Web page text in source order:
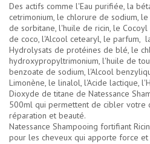
Des actifs comme l'Eau purifiée, la
cetrimonium, le chlorure de sodium,
de sorbitane, l'huile de ricin, le
de coco, l'Alcool cetearyl, le parfum,
Hydrolysats de protéines de blé, le
hydroxypropyltrimonium, l'huile de
benzoate de sodium, l'Alcool
Limonène, le linalol, l'Acide lactique,
Dioxyde de titane de Natessance
500ml qui permettent de cibler votre
réparation et beauté.
Natessance Shampooing fortifiant
pour les cheveux qui apporte force et